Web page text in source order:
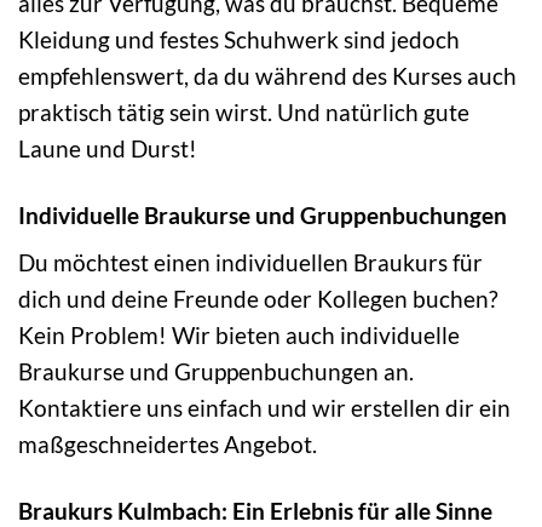
Kleidung und festes Schuhwerk sind jedoch
empfehlenswert, da du während des Kurses auch
praktisch tätig sein wirst. Und natürlich gute
Laune und Durst!
Individuelle Braukurse und Gruppenbuchungen
Du möchtest einen individuellen Braukurs für
dich und deine Freunde oder Kollegen buchen?
Kein Problem! Wir bieten auch individuelle
Braukurse und Gruppenbuchungen an.
Kontaktiere uns einfach und wir erstellen dir ein
maßgeschneidertes Angebot.
Braukurs Kulmbach: Ein Erlebnis für alle Sinne